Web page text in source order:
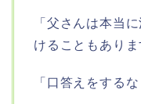
「父さんは本当
けることもありま
「口答えをするな